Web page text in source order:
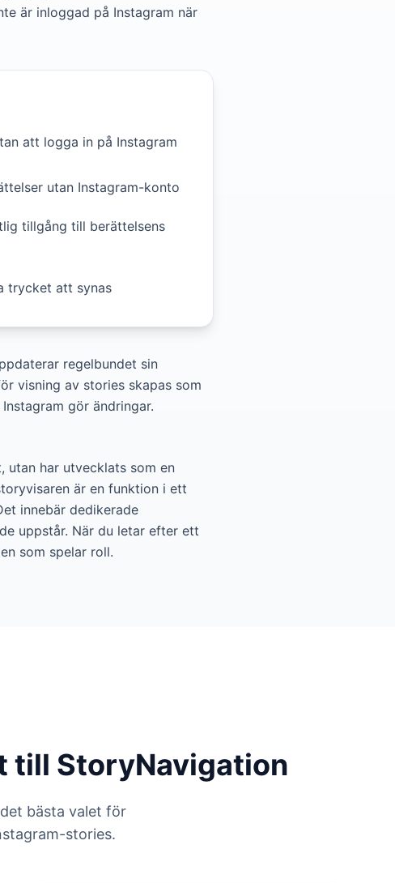
är inloggad på Instagram när
att logga in på Instagram
utan Instagram-konto
tillgång till berättelsens
trycket att synas
regelbundet sin
visning av stories skapas som
gör ändringar.
utan har utvecklats som en
är en funktion i ett
innebär dedikerade
uppstår. När du letar efter ett
som spelar roll.
till StoryNavigation
bästa valet för
stories.